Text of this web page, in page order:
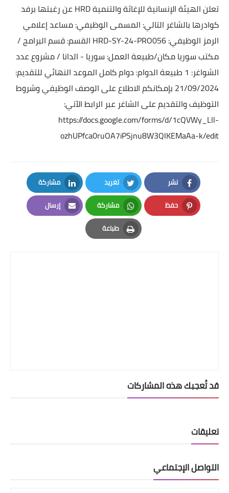
تعلن الهيئة الإنسانية للإغاثة والتنمية HRD عن رغبتها برفد
كوادرها بالشاغر التالي: المسمى الوظيفي: مساعد إعلامي
الرمز الوظيفي: HRD-SY-24-PRO056 القسم: قسم البرامج /
مكتب سوريا مكان/طبيعة العمل: سوريا - الدانا / مشروع عدد
الشواغر: 1 طبيعة الدوام: دوام كامل الموعد النهائي للتقديم:
21/09/2024 بإمكانكم الاطلاع على الوصف الوظيفي وشروط
التوظيف والتقديم على الشاغر عبر الرابط الآتي:
https://docs.google.com/forms/d/1cQVWy_Lll-
ozhUPfca0ruOA7iPSjnu8W3QlKEMaAa-k/edit
نشر
Facebook
تغريد
Twitter
مشاركة
LinkedIn
حفظ
Pinterest
مشاركة
Whatsapp
إرسال
Email
طباعة
Print
قد تُعجبك هذه المشاركات
تعليقات
التواصل الإجتماعي